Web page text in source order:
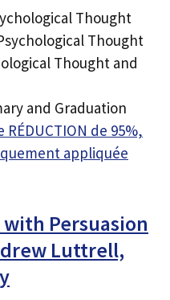
Thought
Thought
Thought and
and Graduation
de 95%,
appliquée
Persuasion
Luttrell,